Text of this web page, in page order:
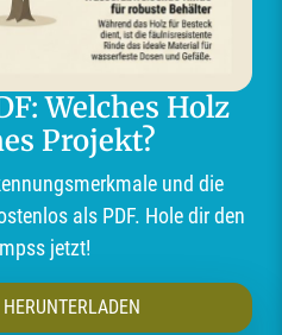
Welches Holz
Projekt?
und die
als PDF. Hole dir den
jetzt!